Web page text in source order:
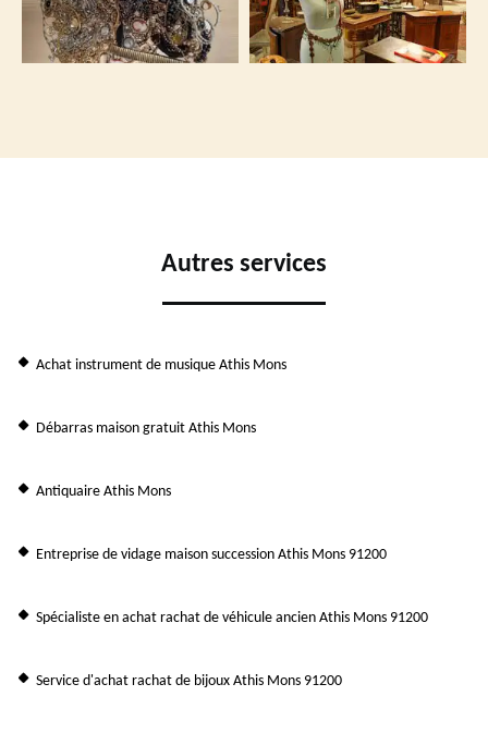
Autres services
Achat instrument de musique Athis Mons
Débarras maison gratuit Athis Mons
Antiquaire Athis Mons
Entreprise de vidage maison succession Athis Mons 91200
Spécialiste en achat rachat de véhicule ancien Athis Mons 91200
Service d'achat rachat de bijoux Athis Mons 91200